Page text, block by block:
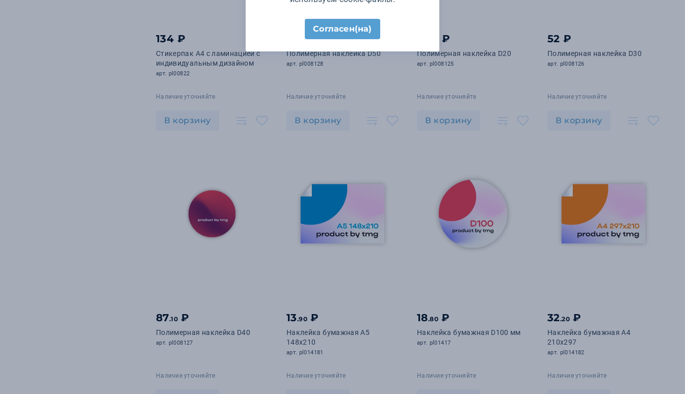
134 ₽
Стикерпак А4 с ламинацией с
индивидуальным дизайном
арт. pl00822
Наличие уточняйте
В корзину
.20₽
Полимерная наклейка D50
арт. pl008128
Наличие уточняйте
В корзину
₽
Полимерная наклейка D20
арт. pl008125
Наличие уточняйте
В корзину
52 ₽
Полимерная наклейка D30
арт. pl008126
Наличие уточняйте
В корзину
87.10 ₽
Полимерная наклейка D40
арт. pl008127
Наличие уточняйте
13.90 ₽
Наклейка бумажная А5
148х210
арт. pl014181
Наличие уточняйте
18.80 ₽
Наклейка бумажная D100 мм
арт. pl01417
Наличие уточняйте
32.20 ₽
Наклейка бумажная А4
210х297
арт. pl014182
Наличие уточняйте
Согласен(на)